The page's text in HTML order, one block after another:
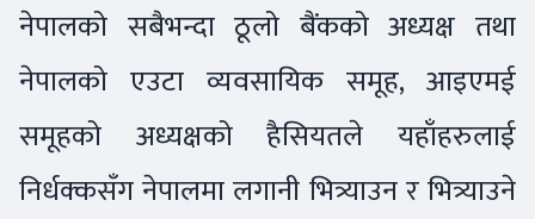
नेपालको सबैभन्दा ठूलो बैंकको अध्यक्ष तथा
नेपालको एउटा व्यवसायिक समूह, आइएमई
समूहको अध्यक्षको हैसियतले यहाँहरुलाई
निर्धक्कसँग नेपालमा लगानी भित्र्याउन र भित्र्याउने